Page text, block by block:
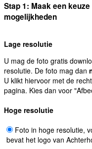
Stap 1: Maak een
mogelijkheden
Lage resolutie
U mag de foto gratis
resolutie. De foto mag dan
U klikt hiervoor met de
pagina. Kies dan voor
Hoge resolutie
Foto in hoge resolutie,
bevat het logo van